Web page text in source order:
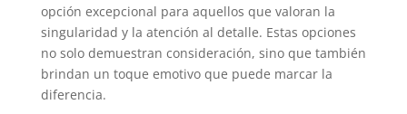
opción excepcional para aquellos que valoran la
singularidad y la atención al detalle. Estas opciones
no solo demuestran consideración, sino que también
brindan un toque emotivo que puede marcar la
diferencia.